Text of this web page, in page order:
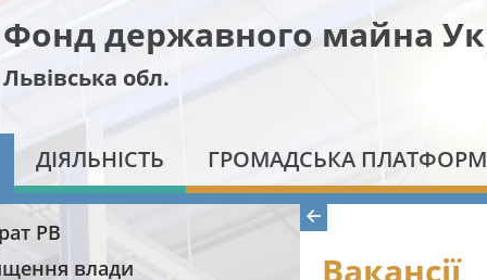
Фонд державного майна
Львівська обл.
ДІЯЛЬНІСТЬ ГРОМАДСЬКА
РВ
влади
Вакансії